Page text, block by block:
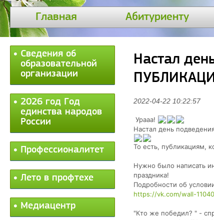
Главная Абитуриенту
Сведения об
образовательной
организации
2026 год Год
единства народов
России
Профессионалитет
Лето в профтехе
Медиацентр
Настал
2022-04-22 10:22:57
Урааа!
Настал день
То есть, публикациям,
Нужно было написать
праздника!
Подробности об
https://vk.com/wall-
"Кто же победил? " -